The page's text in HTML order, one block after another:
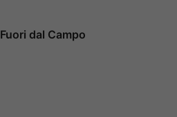
Fuori dal Campo